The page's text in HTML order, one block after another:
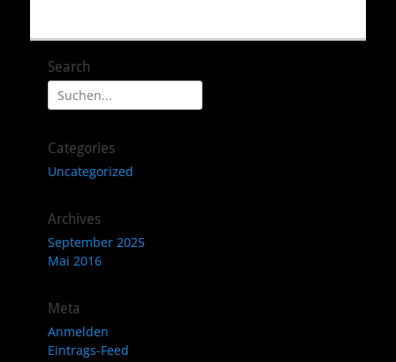
Search
Suche
nach:
Categories
Uncategorized
Archives
September 2025
Mai 2016
Meta
Anmelden
Eintrags-Feed